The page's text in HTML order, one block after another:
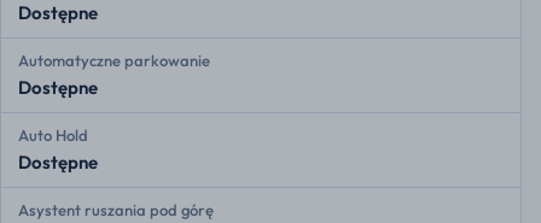
Dostępne
Automatyczne parkowanie
Dostępne
Auto Hold
Dostępne
Asystent ruszania pod górę